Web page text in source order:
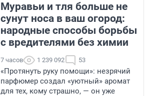
Муравьи и тля больше не
сунут носа в ваш огород:
народные способы борьбы
с вредителями без химии
7 часов 1 239 092 53
«Протянуть руку помощи»: незрячий
парфюмер создал «уютный» аромат
для тех, кому страшно, — он уже